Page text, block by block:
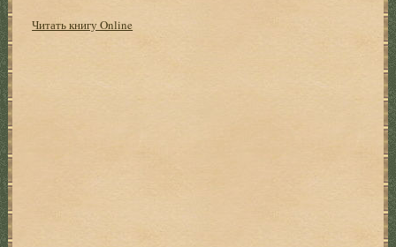
Читать книгу Online